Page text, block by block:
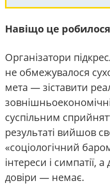
Навіщо це робилося
Організатори
не обмежувалося
мета — зіставити
суспільним
результаті вийшов
«соціологічний
інтереси і симпатії,
довіри — немає.